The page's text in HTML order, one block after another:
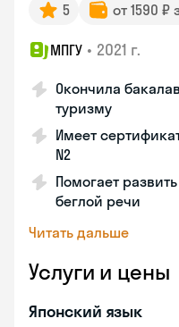
5 от 1590 ₽
МПГУ • 2021 г.
Окончила
туризму
Имеет сертификат
N2
Помогает
беглой речи
Читать дальше
Услуги и цены
Японский язык